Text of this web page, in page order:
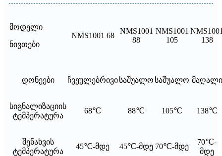
მოდელი
ნივთები
NMS1001 68
NMS1001
88
NMS1001
105
138
დონეები ჩვეულებრივისაშუალო საშუალო მაღალი
სიგნალიზაციის
ტემპერატურა
68℃ 88℃ 105℃ 138℃
შენახვის
ტემპერატურა
45℃-მდე 45℃-მდე 70℃-მდე
70℃-
მდე